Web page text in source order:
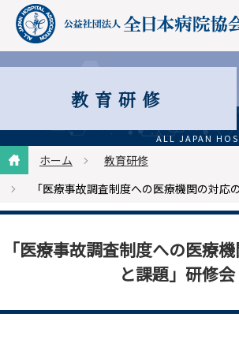
教育研修
ホーム
教育研修
「医療事故調査制度への医療機関の対応
「医療事故調査制度への医療
と課題」研修会